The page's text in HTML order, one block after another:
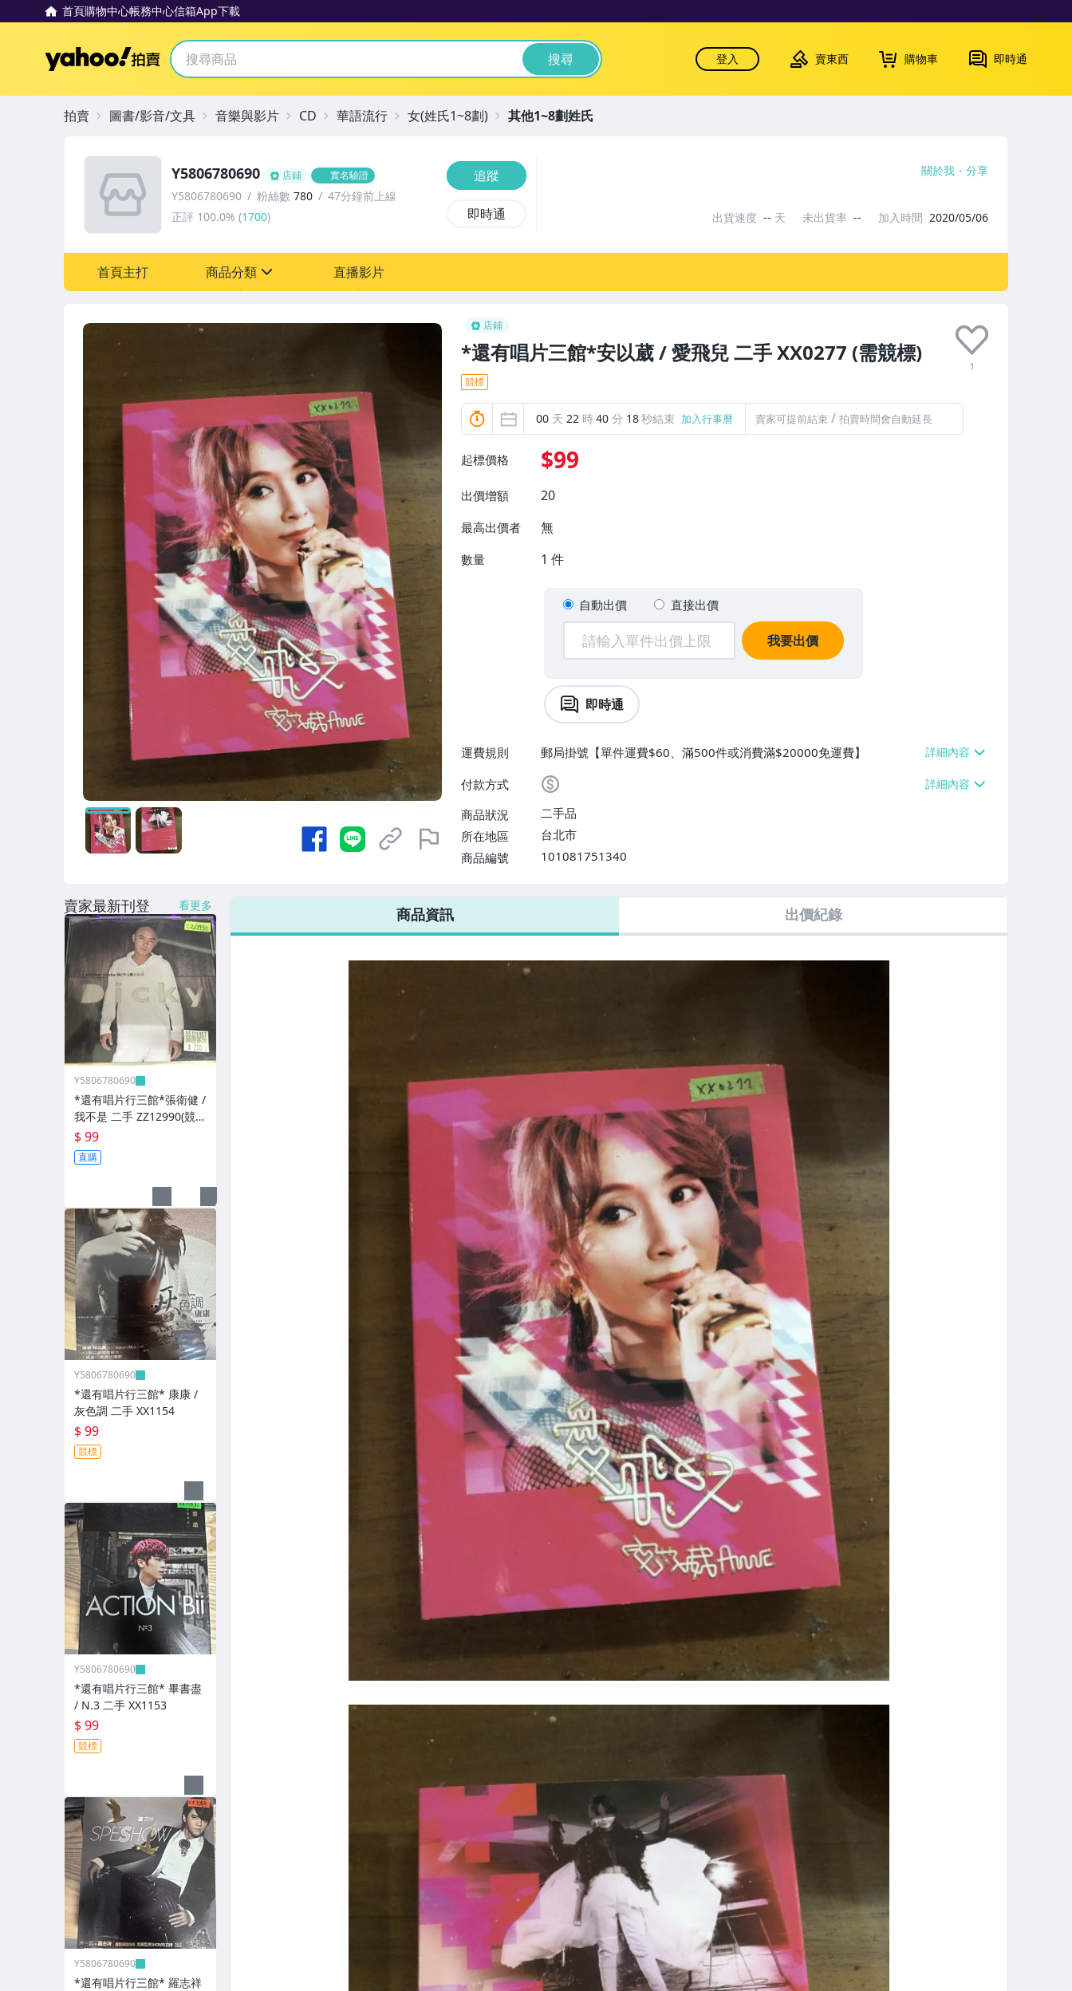
首頁購物中心帳務中心信箱App下載
Yahoo拍賣 搜尋 登入 賣東西 購物車 即時通
店鋪
*還有唱片三館*安以葳 / 愛飛兒 二手 XX0277 (需競標)
1
競標
00 天 22 時40 分 16秒結束 加入行事曆 賣家可提前結束 / 拍賣時間會自動延長
起標價格 $99
出價增額 20
最高出價者 無
數量 1 件
自動出價 直接出價
我要出價
即時通
運費規則
郵局掛號【單件運費$60、滿500件或消費滿$20000免運費】
付款方式
商品狀況
二手品
所在地區
台北市
商品編號
101081751340
Y5806780690 店鋪 實名驗證
Y5806780690 粉絲數 780
47分鐘前上線
正評 100.0% (1700)
追蹤
即時通
關於我 分享
出貨速度 -- 天 未出貨率 -- 加入時間 2020/05/06
首頁主打 商品分類 直播影片
拍賣 圖書/影音/文具 音樂與影片 CD 華語流行 女(姓氏1~8劃) 其他1~8劃姓氏
商品資訊 出價紀錄
賣家最新刊登 看更多
Y5806780690
*還有唱片行三館*張衛健 /
我不是 二手 ZZ12990(競
標)(補單
$ 99
直購
Y5806780690
*還有唱片行三館* 康康 /
灰色調 二手 XX1154
$ 99
競標
Y5806780690
*還有唱片行三館* 畢書盡
/ N.3 二手 XX1153
$ 99
競標
Y5806780690
*還有唱片行三館* 羅志祥